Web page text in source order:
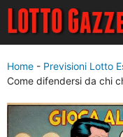
Home - Previsioni Lotto
Come difendersi da chi